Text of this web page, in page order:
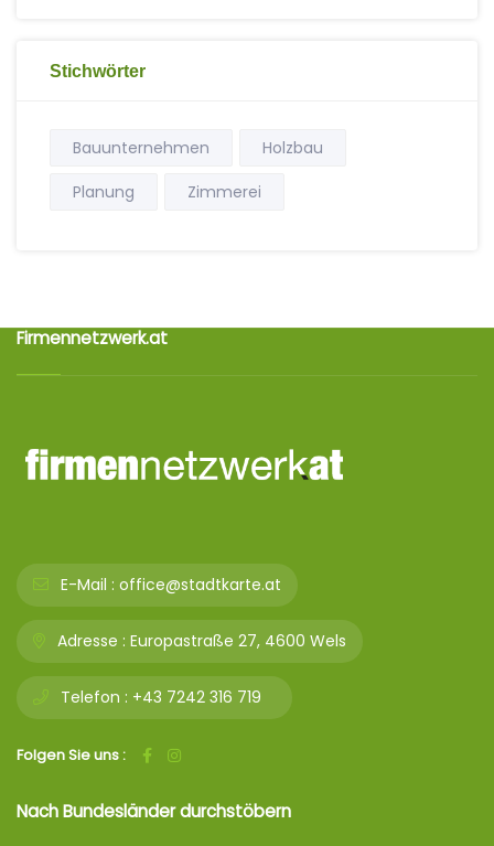
Stichwörter
Bauunternehmen
Holzbau
Planung
Zimmerei
Firmennetzwerk.at
E-Mail : office@stadtkarte.at
Adresse : Europastraße 27, 4600 Wels
Telefon : +43 7242 316 719
Folgen Sie uns :
Nach Bundesländer durchstöbern